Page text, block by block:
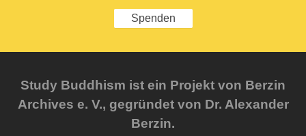
Spenden
Study Buddhism ist ein Projekt von Berzin
Archives e. V., gegründet von Dr. Alexander
Berzin.